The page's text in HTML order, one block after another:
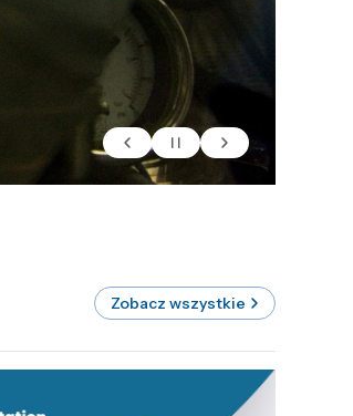
Zobacz wszystkie